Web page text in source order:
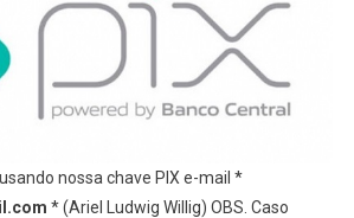
nossa chave PIX e-mail *
* (Ariel Ludwig Willig) OBS. Caso